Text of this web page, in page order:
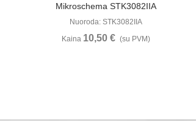
Žiūrėti Daugiau
Mikroschema STK3082IIA
Nuoroda: STK3082IIA
Kaina 10,50 € (su PVM)